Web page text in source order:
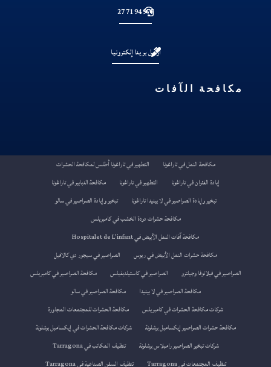
977 94 71 27
أرسل بريدا إلكترونيا
مكافحة الآفات
مكافحة النمل في تاراغونا
التطهير في تاراغونا أطلس لمكافحة الحشرات
إبادة الفئران في تاراغونا
التطهير في تاراغونا
مكافحة الدبابير في تاراغونا
تبخير وإبادة الصراصير في لا بينيدا تاراغونا
تبخير وإبادة الصراصير في سالو
مكافحة حشرات دودة الخشب في كامبريلس
مكافحة آفات النمل الأبيض في Hospitalet de L'infant
مكافحة حشرات النمل الأبيض في ريوس
الصراصير في سيجور دي كالافيل
الصراصير في فيلانوفا وجيلترو
الصراصير في كاستيلديفيلس
مكافحة الصراصير في كامبريلس
مكافحة الصراصير في لا بينيدا
مكافحة الصراصير في سالو
شركات مكافحة الحشرات في كامبريلس
مكافحة الحشرات للمجتمعات المجاورة
مكافحة حشرات الصراصير إيكسامبل برشلونة
شركات مكافحة الحشرات في إيكسامبل برشلونة
شركات تبخير الصراصير رامبلاس برشلونة
تنظيف المكاتب في Tarragona
تنظيف المجتمعات في Tarragona
تنظيف السفن الصناعية في Tarragona